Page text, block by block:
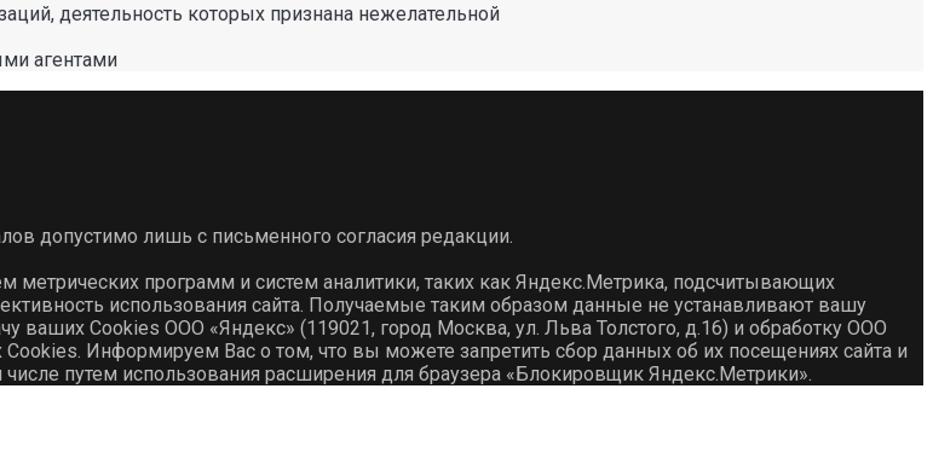
деятельность которых признана нежелательной
агентами
допустимо лишь с письменного согласия редакции.
программ и систем аналитики, таких как Яндекс.Метрика, подсчитывающих
использования сайта. Получаемые таким образом данные не устанавливают вашу
ваших Cookies ООО «Яндекс» (119021, город Москва, ул. Льва Толстого, д.16) и обработку ООО
Информируем Вас о том, что вы можете запретить сбор данных об их посещениях сайта и
путем использования расширения для браузера «Блокировщик Яндекс.Метрики».